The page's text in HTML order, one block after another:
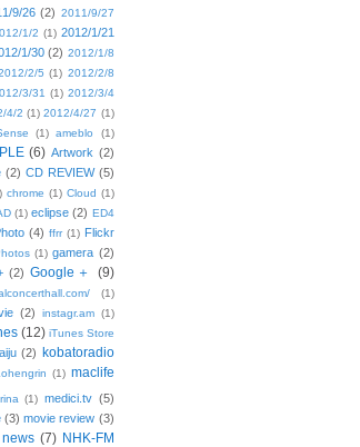
9/26 (2) 2011/9/27
1/2 (1) 2012/1/21
1/30 (2) 2012/1/8
2/5 (1) 2012/2/8
3/31 (1) 2012/3/4
4/2 (1) 2012/4/27 (1)
(1) ameblo
(1)
(6) Artwork (2)
(2) CD REVIEW (5)
chrome (1) Cloud (1)
(1) eclipse (2) ED4
(4) ffrr (1) Flickr
(1) gamera (2)
(2) Google＋ (9)
(1)
(2) instagr.am (1)
(12) iTunes Store
(2)
kobatoradio
(1) maclife
(1) medici.tv (5)
(3) movie review (3)
news (7) NHK-FM